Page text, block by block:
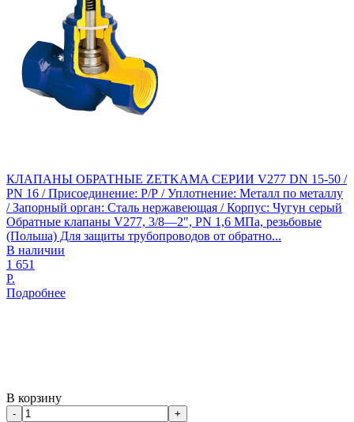
КЛАПАНЫ ОБРАТНЫЕ ZETKAMA СЕРИИ V277 DN 15-50 /
PN 16 / Присоединение: Р/Р / Уплотнение: Металл по металлу
/ Запорный орган: Сталь нержавеющая / Корпус: Чугун серый
Обратные клапаны V277, 3/8—2″, PN 1,6 МПа, резьбовые
(Польша) Для защиты трубопроводов от обратно...
В наличии
1 651
Р.
Подробнее
В корзину
- +